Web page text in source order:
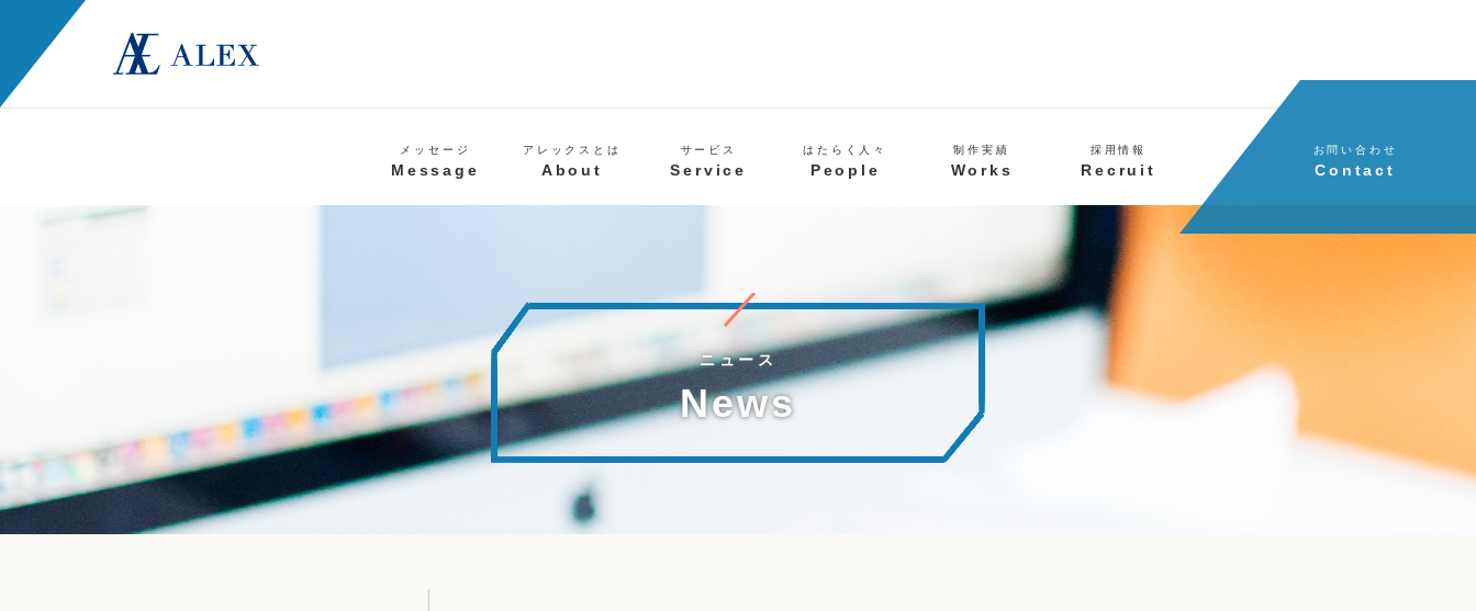
メッセージ
Message
アレックスとは
About
サービス
Service
はたらく人々
People
制作実績
Works
採用情報
Recruit
お問い合わせ
Contact
ニュース
News